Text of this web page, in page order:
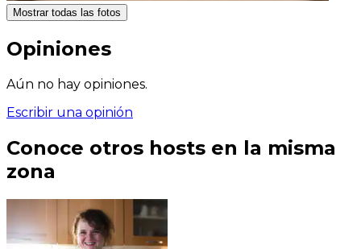
Mostrar todas las fotos
Opiniones
Aún no hay opiniones.
Escribir una opinión
Conoce otros hosts en la misma
zona